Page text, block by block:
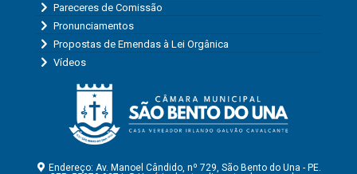
Pareceres de Comissão
Pronunciamentos
Propostas de Emendas à Lei Orgânica
Vídeos
Endereço: Av. Manoel Cândido, nº 729, São Bento do Una - PE.